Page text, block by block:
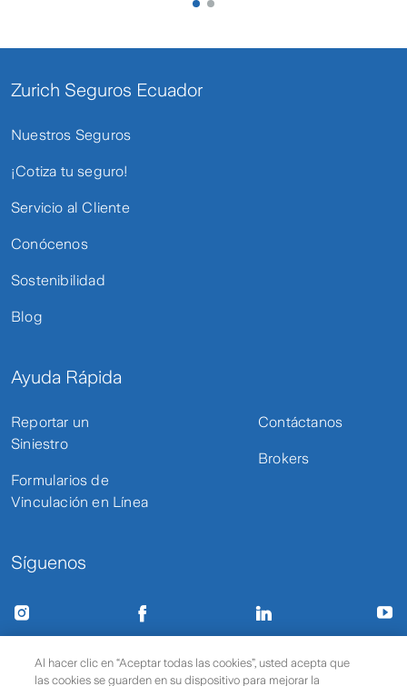
Zurich Seguros Ecuador
Nuestros Seguros
¡Cotiza tu seguro!
Servicio al Cliente
Conócenos
Sostenibilidad
Blog
Ayuda Rápida
Reportar un
Siniestro
Formularios de
Vinculación en Línea
Contáctanos
Brokers
Síguenos
Términos de uso y privacidad Protección de datos
Al hacer clic en “Aceptar todas las cookies”, usted acepta que
las cookies se guarden en su dispositivo para mejorar la